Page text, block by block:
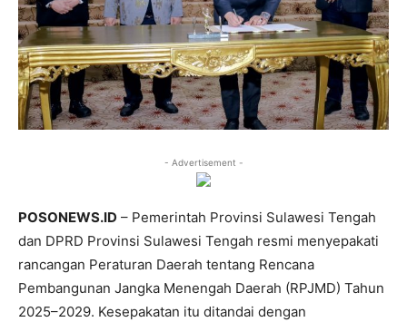
- Advertisement -
POSONEWS.ID – Pemerintah Provinsi Sulawesi Tengah
dan DPRD Provinsi Sulawesi Tengah resmi menyepakati
rancangan Peraturan Daerah tentang Rencana
Pembangunan Jangka Menengah Daerah (RPJMD) Tahun
2025–2029. Kesepakatan itu ditandai dengan